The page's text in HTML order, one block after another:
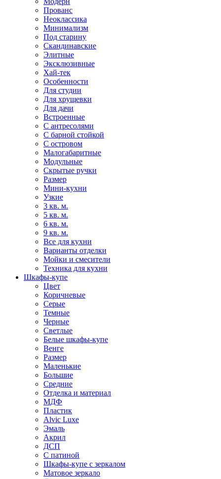
Прованс
Неоклассика
Минимализм
Под старину
Скандинавские
Элитные
Эксклюзивные
Хай-тек
Особенности
Для студии
Для хрущевки
Для дачи
Встроенные
С антресолями
С барной стойкой
С островом
Малогабаритные
Модульные
Скрытые ручки
Размер
Мини-кухни
Узкие
3 кв. м.
5 кв. м.
6 кв. м.
9 кв. м.
Все для кухни
Варианты отделки
Мойки и смесители
Техника для кухни
Шкафы-купе
Цвет
Коричневые
Серые
Темные
Черные
Светлые
Белые шкафы-купе
Венге
Размер
Маленькие
Большие
Средние
Отделка и материал
МДФ
Пластик
Alvic Luxe
Эмаль
Акрил
ДСП
С патиной
Шкафы-купе с зеркалом
Матовое зеркало